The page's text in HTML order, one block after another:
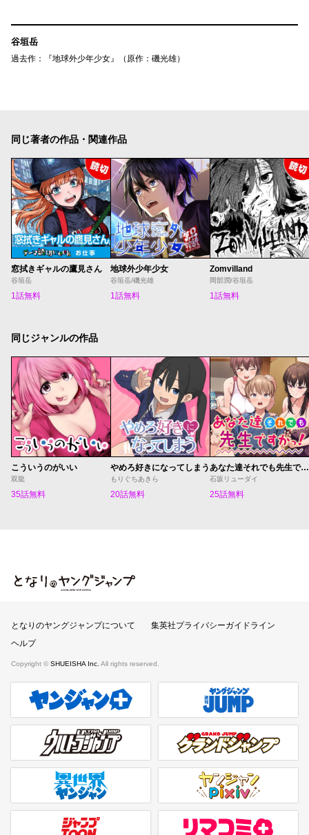
谷垣岳
過去作：『地球外少年少女』（原作：磯光雄）
同じ著者の作品・関連作品
窓拭きギャルの鷹見さん
谷垣岳
1話無料
地球外少年少女
谷垣岳/磯光雄
1話無料
Zomvilland
岡部潤/谷垣岳
1話無料
同じジャンルの作品
こういうのがいい
双龍
35話無料
やめろ好きになってしまう
もりぐちあきら
20話無料
あなた達それでも先生ですかっ！
石坂リューダイ
25話無料
となりのヤングジャンプ
となりのヤングジャンプについて
集英社プライバシーガイドライン
ヘルプ
Copyright © SHUEISHA Inc. All rights reserved.
ヤンジャンプラス 週刊ヤングジャンプ公式サイト
ウルトラジャンプ グランドジャンプ
異世界ヤンジャン ヤンジャンpixiv
ジャンプTOON リマコミ＋